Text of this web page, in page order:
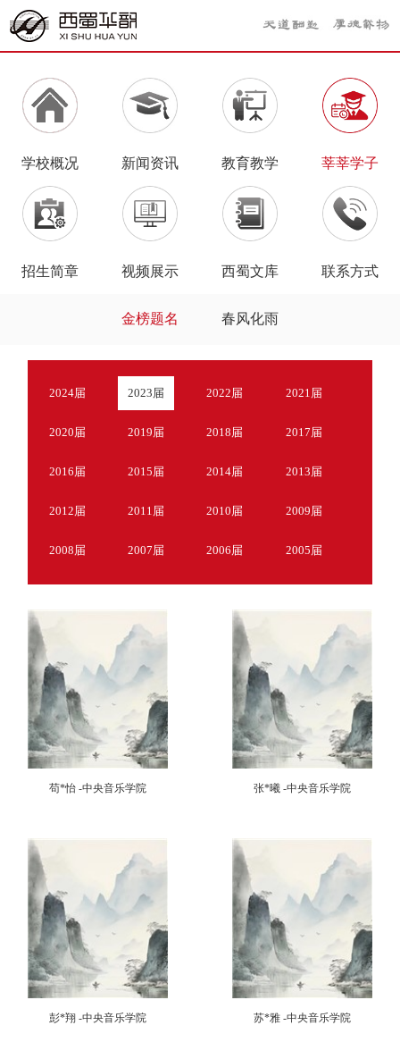
学校概况 新闻资讯 教育教学 莘莘学子
招生简章 视频展示 西蜀文库 联系方式
金榜题名 春风化雨
2024届 2023届 2022届 2021届
2020届 2019届 2018届 2017届
2016届 2015届 2014届 2013届
2012届 2011届 2010届 2009届
2008届 2007届 2006届 2005届
苟*怡 -中央音乐学院 张*曦 -中央音乐学院
彭*翔 -中央音乐学院 苏*雅 -中央音乐学院